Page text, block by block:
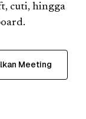
cuti, hingga
Meeting